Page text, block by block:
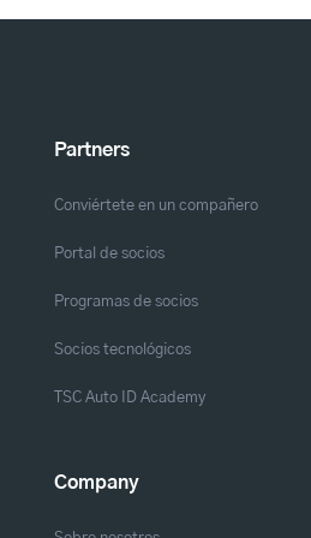
Partners
Conviértete en un compañero
Portal de socios
Programas de socios
Socios tecnológicos
TSC Auto ID Academy
Company